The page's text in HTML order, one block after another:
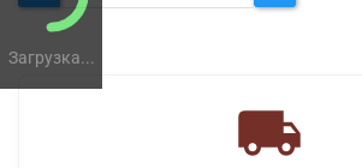
Загрузка...